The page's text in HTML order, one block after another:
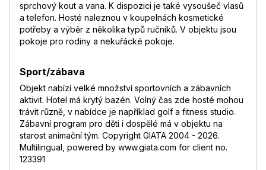
sprchový kout a vana. K dispozici je také vysoušeč vlasů
a telefon. Hosté naleznou v koupelnách kosmetické
potřeby a výběr z několika typů ručníků. V objektu jsou
pokoje pro rodiny a nekuřácké pokoje.
Sport/zábava
Objekt nabízí velké množství sportovních a zábavních
aktivit. Hotel má krytý bazén. Volný čas zde hosté mohou
trávit různě, v nabídce je například golf a fitness studio.
Zábavní program pro děti i dospělé má v objektu na
starost animační tým. Copyright GIATA 2004 - 2026.
Multilingual, powered by www.giata.com for client no.
123391